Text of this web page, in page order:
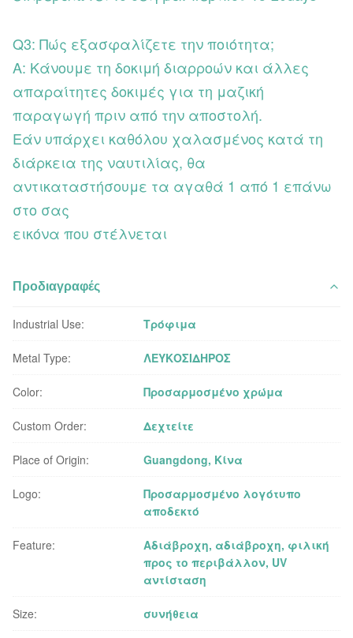
Q3: Πώς εξασφαλίζετε την ποιότητα;
Α: Κάνουμε τη δοκιμή διαρροών και άλλες
απαραίτητες δοκιμές για τη μαζική
παραγωγή πριν από την αποστολή.
Εάν υπάρχει καθόλου χαλασμένος κατά τη
διάρκεια της ναυτιλίας, θα
αντικαταστήσουμε τα αγαθά 1 από 1 επάνω
στο σας
εικόνα που στέλνεται
Προδιαγραφές
Industrial Use: Τρόφιμα
Metal Type: ΛΕΥΚΟΣΙΔΗΡΟΣ
Color: Προσαρμοσμένο χρώμα
Custom Order: Δεχτείτε
Place of Origin: Guangdong, Κίνα
Logo:
Προσαρμοσμένο λογότυπο
αποδεκτό
Feature:
Αδιάβροχη, αδιάβροχη, φιλική
προς το περιβάλλον, UV
αντίσταση
Size: συνήθεια